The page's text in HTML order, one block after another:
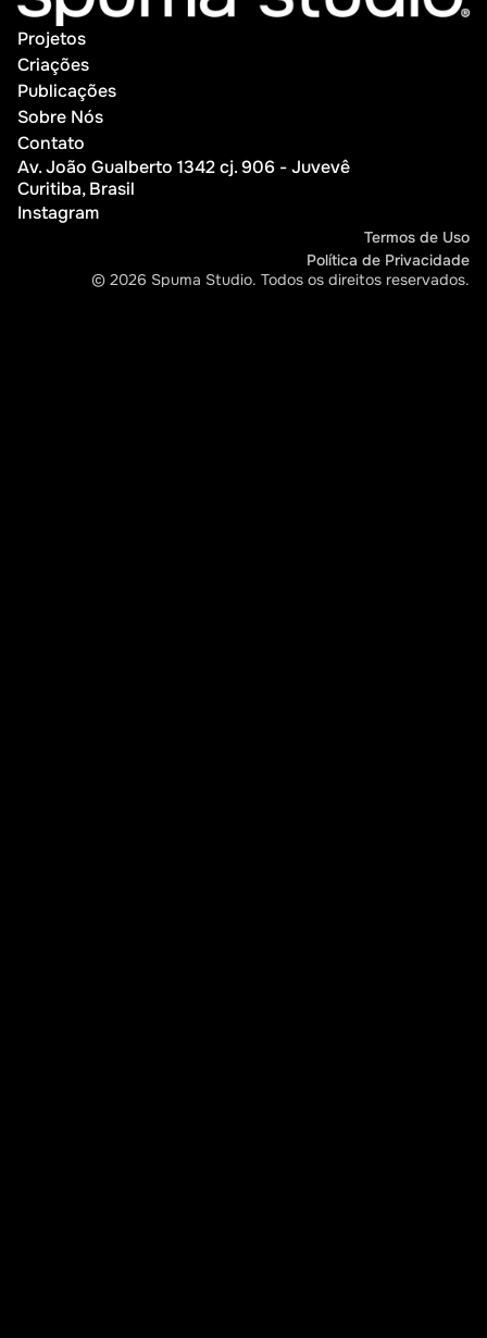
Projetos
Projetos
Criações
Criações
Publicações
Publicações
Sobre Nós
Sobre Nós
Contato
Contato
Av. João Gualberto 1342 cj. 906 - Juvevê
Curitiba, Brasil
Instagram
Termos de Uso
Termos de Uso
Política de Privacidade
Política de Privacidade
© 2026 Spuma Studio. Todos os direitos reservados.